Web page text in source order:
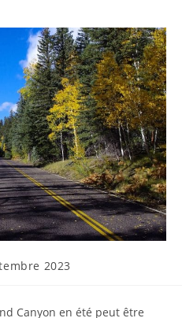
2023
Canyon en été peut être